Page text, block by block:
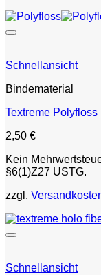
Schnellansicht
Bindematerial
Textreme Polyfloss
2,50 €
Kein
§6(1)Z27 USTG.
zzgl.
Schnellansicht